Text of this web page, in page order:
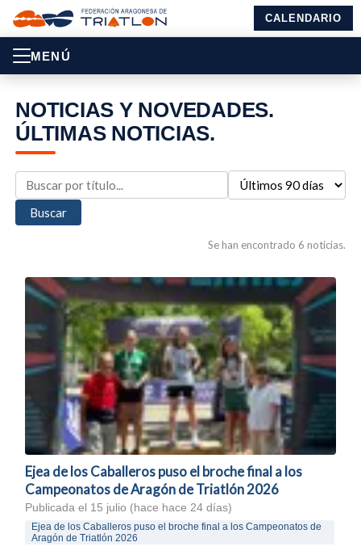
CALENDARIO
MENÚ
NOTICIAS Y NOVEDADES.
ÚLTIMAS NOTICIAS.
Buscar
Se han encontrado 6 noticias.
Ejea de los Caballeros puso el broche final a los
Campeonatos de Aragón de Triatlón 2026
Publicada el 15 julio (hace hace 24 días)
Ejea de los Caballeros puso el broche final a los Campeonatos de
Aragón de Triatlón 2026